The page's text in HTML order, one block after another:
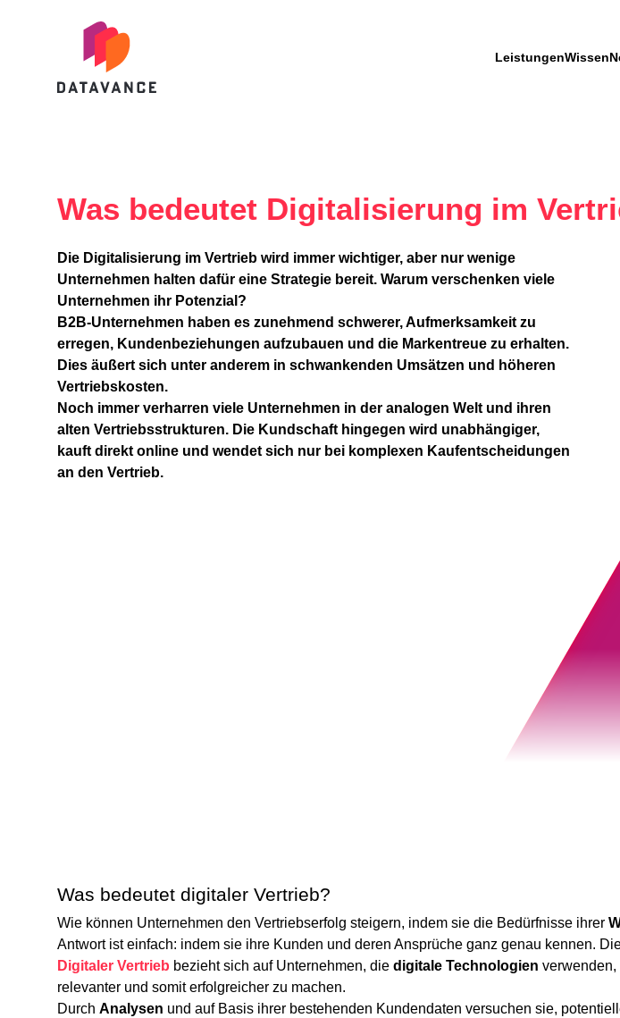
datavance GmbH
LeistungenWissen
Was bedeutet Digitalisierung im
Die Digitalisierung im Vertrieb wird immer wichtiger, aber nur wenige
Unternehmen halten dafür eine Strategie bereit. Warum verschenken viele
Unternehmen ihr Potenzial?
B2B-Unternehmen haben es zunehmend schwerer, Aufmerksamkeit zu
erregen, Kundenbeziehungen aufzubauen und die Markentreue zu erhalten.
Dies äußert sich unter anderem in schwankenden Umsätzen und höheren
Vertriebskosten.
Noch immer verharren viele Unternehmen in der analogen Welt und ihren
alten Vertriebsstrukturen. Die Kundschaft hingegen wird unabhängiger,
kauft direkt online und wendet sich nur bei komplexen Kaufentscheidungen
an den Vertrieb.
Was bedeutet digitaler Vertrieb?
Wie können Unternehmen den Vertriebserfolg steigern, indem sie die Bedürfnisse ihrer
Antwort ist einfach: indem sie ihre Kunden und deren Ansprüche ganz genau kennen.
Digitaler Vertrieb bezieht sich auf Unternehmen, die digitale Technologien verwenden,
relevanter und somit erfolgreicher zu machen.
Durch Analysen und auf Basis ihrer bestehenden Kundendaten versuchen sie,